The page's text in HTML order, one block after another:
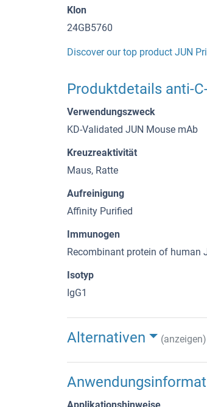
Klon
24GB5760
Discover our top product JUN
Produktdetails anti-
Verwendungszweck
KD-Validated JUN Mouse mAb
Kreuzreaktivität
Maus, Ratte
Aufreinigung
Affinity Purified
Immunogen
Recombinant protein of human
Isotyp
IgG1
Alternativen (anzeigen)
Applikationshinweise